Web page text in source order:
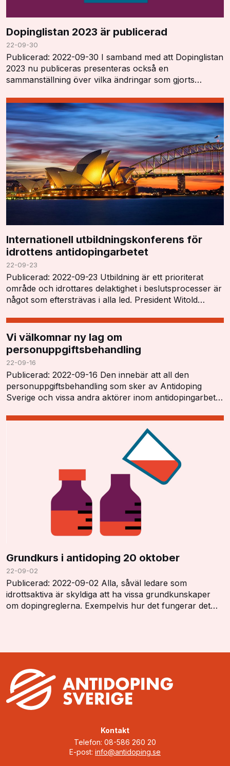
Dopinglistan 2023 är publicerad
22-09-30
Publicerad: 2022-09-30 I samband med att Dopinglistan
2023 nu publiceras presenteras också en
sammanställning över vilka ändringar som gjorts
Notes". …
Internationell utbildningskonferens för
idrottens antidopingarbetet
22-09-23
Publicerad: 2022-09-23 Utbildning är ett prioriterat
område och idrottares delaktighet i beslutsprocesser är
något som eftersträvas i alla led. President Witold
Vi välkomnar ny lag om
personuppgiftsbehandling
22-09-16
Publicerad: 2022-09-16 Den innebär att all den
personuppgiftsbehandling som sker av Antidoping
Sverige och vissa andra aktörer inom antidopingarbetet
Grundkurs i antidoping 20 oktober
22-09-02
Publicerad: 2022-09-02 Alla, såväl ledare som
idrottsaktiva är skyldiga att ha vissa grundkunskaper
om dopingreglerna. Exempelvis hur det fungerar det
Kontakt
Telefon: 08-586 260 20
E-post: info@antidoping.se